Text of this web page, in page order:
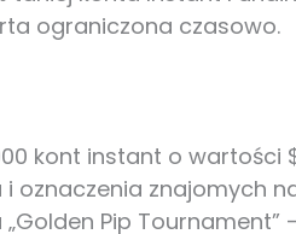
ograniczona czasowo.
kont instant o wartości
oznaczenia znajomych
Pip